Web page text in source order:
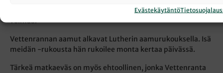
Evästekäytäntö
elää Jumalan tahdon mukaan. Siihen saa joka päivä rukoilla
voimaa.
Vettenrannan aamut alkavat Lutherin aamurukouksella. Isä
meidän -rukousta hän rukoilee monta kertaa päivässä.
Tärkeä matkaeväs on myös ehtoollinen, jonka Vettenranta